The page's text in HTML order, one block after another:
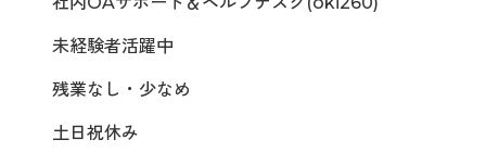
未経験者活躍中
残業なし・少なめ
土日祝休み